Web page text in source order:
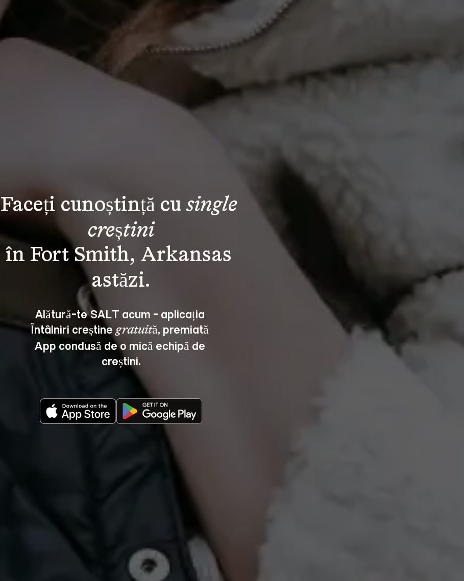
Faceți cunoștință cu single
creștini
în Fort Smith, Arkansas
Alătură-te SALT acum - aplicația
Întâlniri creștine gratuită, premiată
App condusă de o mică echipă de
creștini.